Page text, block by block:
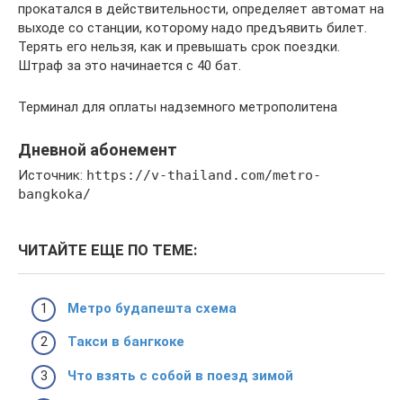
прокатался в действительности, определяет автомат на
выходе со станции, которому надо предъявить билет.
Терять его нельзя, как и превышать срок поездки.
Штраф за это начинается с 40 бат.
Терминал для оплаты надземного метрополитена
Дневной абонемент
Источник: https://v-thailand.com/metro-
bangkoka/
ЧИТАЙТЕ ЕЩЕ ПО ТЕМЕ:
Метро будапешта схема
Такси в бангкоке
Что взять с собой в поезд зимой